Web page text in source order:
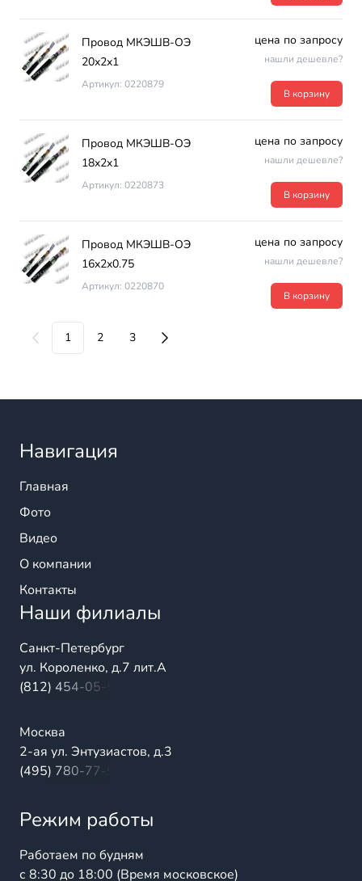
Провод МКЭШВ-ОЭ
20х2х1
Артикул: 0220879
цена по запросу
нашли дешевле?
В корзину
Провод МКЭШВ-ОЭ
18х2х1
Артикул: 0220873
цена по запросу
нашли дешевле?
В корзину
Провод МКЭШВ-ОЭ
16х2х0.75
Артикул: 0220870
цена по запросу
нашли дешевле?
В корзину
1 2 3
Навигация
Главная
Фото
Видео
О компании
Контакты
Наши филиалы
Санкт-Петербург
ул. Короленко, д.7 лит.А
(812) 454-05-54
Москва
2-ая ул. Энтузиастов, д.3
(495) 780-77-98
Режим работы
Работаем по будням
с 8:30 до 18:00 (Время московское)